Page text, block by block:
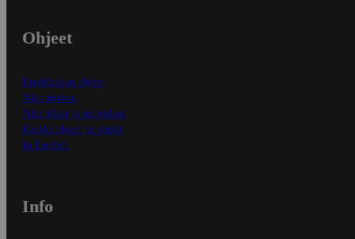
Ohjeet
Ensitilaajan ohjeet
Näin maksat
Näin tilaat ja muokkaat
Kaikki ohjeet ja vinkit
In English
Info